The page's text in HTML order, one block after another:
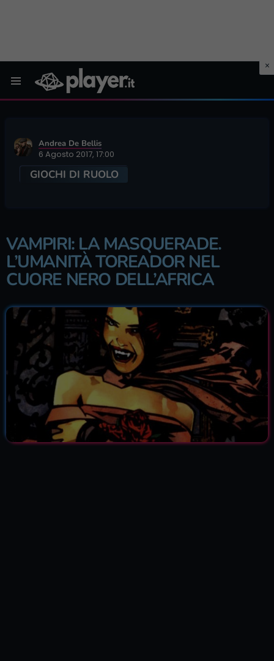
Andrea De Bellis
6 Agosto 2017, 17:00
GIOCHI DI RUOLO
VAMPIRI: LA MASQUERADE.
L’UMANITÀ TOREADOR NEL
CUORE NERO DELL’AFRICA